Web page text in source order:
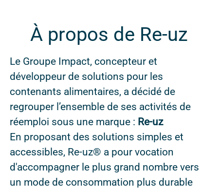
À propos de Re-uz
Le Groupe Impact, concepteur et
développeur de solutions pour les
contenants alimentaires, a décidé de
regrouper l’ensemble de ses activités de
réemploi sous une marque : Re-uz
En proposant des solutions simples et
accessibles, Re-uz® a pour vocation
d'accompagner le plus grand nombre vers
un mode de consommation plus durable